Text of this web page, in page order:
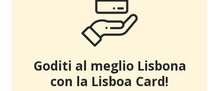
Goditi al meglio Lisbona
con la Lisboa Card!